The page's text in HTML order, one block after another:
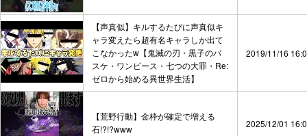
【声真似】キルするたびに声真似キ
ャラ変えたら超有名キャラしか出て
こなかったw【鬼滅の刃・黒子のバ
スケ・ワンピース・七つの大罪・Re:
ゼロから始める異世界生活】
2019/11/16
【荒野行動】金枠が確定で増える
石!?!?www
2025/12/01